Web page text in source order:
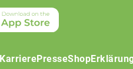
KarrierePresseShop